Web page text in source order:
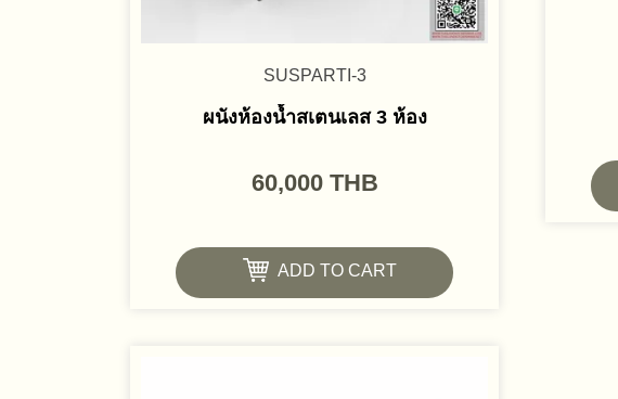
SUSPARTI-3
ผนังห้องน้ำสเตนเลส 3 ห้อง
60,000 THB
ADD TO CART